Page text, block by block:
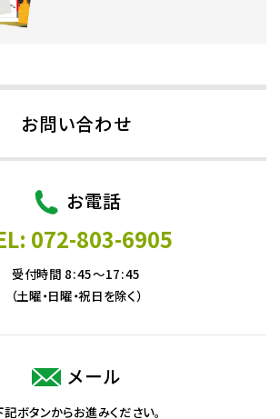
お問い合わせ
お電話
072-803-6905
受付時間 8:45～17:45
（土曜・日曜・祝日を除く）
メール
記ボタンからお進みください。